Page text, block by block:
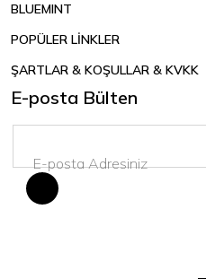
BLUEMINT
POPÜLER LİNKLER
ŞARTLAR & KOŞULLAR & KVKK
E-posta Bülten